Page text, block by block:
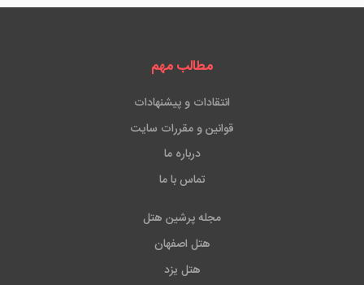
مطالب مهم
انتقادات و پیشنهادات
قوانین و مقررات سایت
درباره ما
تماس با ما
مجله پرشین هتل
هتل اصفهان
هتل یزد